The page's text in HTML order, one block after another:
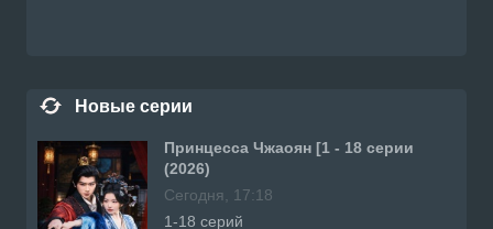
Новые серии
Принцесса Чжаоян [1 - 18 серии
(2026)
Сегодня, 17:18
1-18 серий